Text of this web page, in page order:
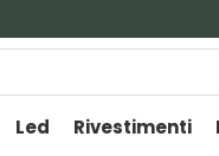
Led Rivestimenti